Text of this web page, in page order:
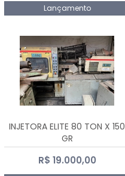
Lançamento
INJETORA ELITE 80 TON X 150
GR
R$ 19.000,00